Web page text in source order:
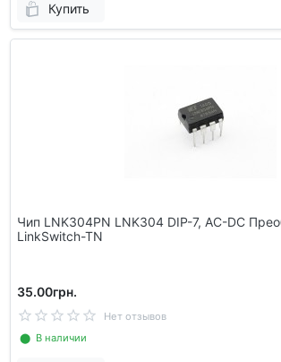
Купить
Чип LNK304PN LNK304 DIP-7, AC-DC
LinkSwitch-TN
35.00грн.
Нет отзывов
⬤ В наличии